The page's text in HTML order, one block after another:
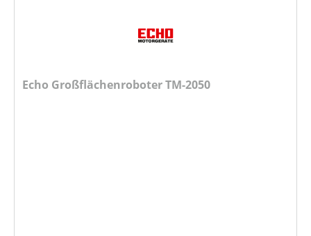
Echo Großflächenroboter TM-2050